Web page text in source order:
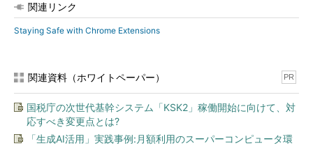
関連リンク
Staying Safe with Chrome Extensions
関連資料（ホワイトペーパー） PR
国税庁の次世代基幹システム「KSK2」稼働開始に向けて、対
応すべき変更点とは?
「生成AI活用」実践事例:月額利用のスーパーコンピュータ環